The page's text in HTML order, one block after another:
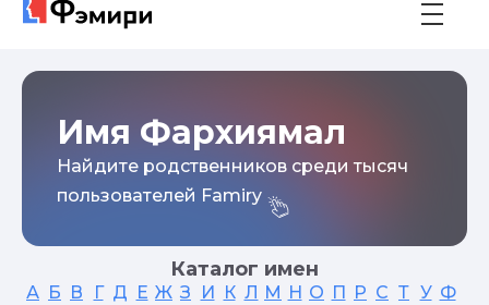
Имя Фархиямал
Найдите родственников среди тысяч
пользователей Famiry
Каталог имен
А Б В Г Д Е Ж З И К Л М Н О П Р С Т У Ф